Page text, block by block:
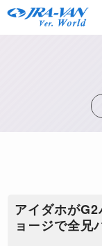
アイダホが
ョージで全兄